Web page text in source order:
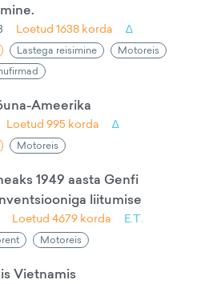
Loetud 1638 korda ∆
Lastega reisimine
Motoreis
Ameerika
Loetud 995 korda ∆
Motoreis
1949 aasta Genfi
liitumise
Loetud 4679 korda E.T.
Motoreis
Vietnamis